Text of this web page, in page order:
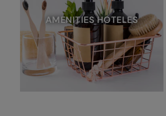
AMENITIES HOTELES